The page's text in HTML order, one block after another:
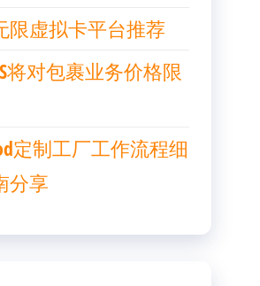
限虚拟卡平台推荐
将对包裹业务价格限
定制工厂工作流程细
分享